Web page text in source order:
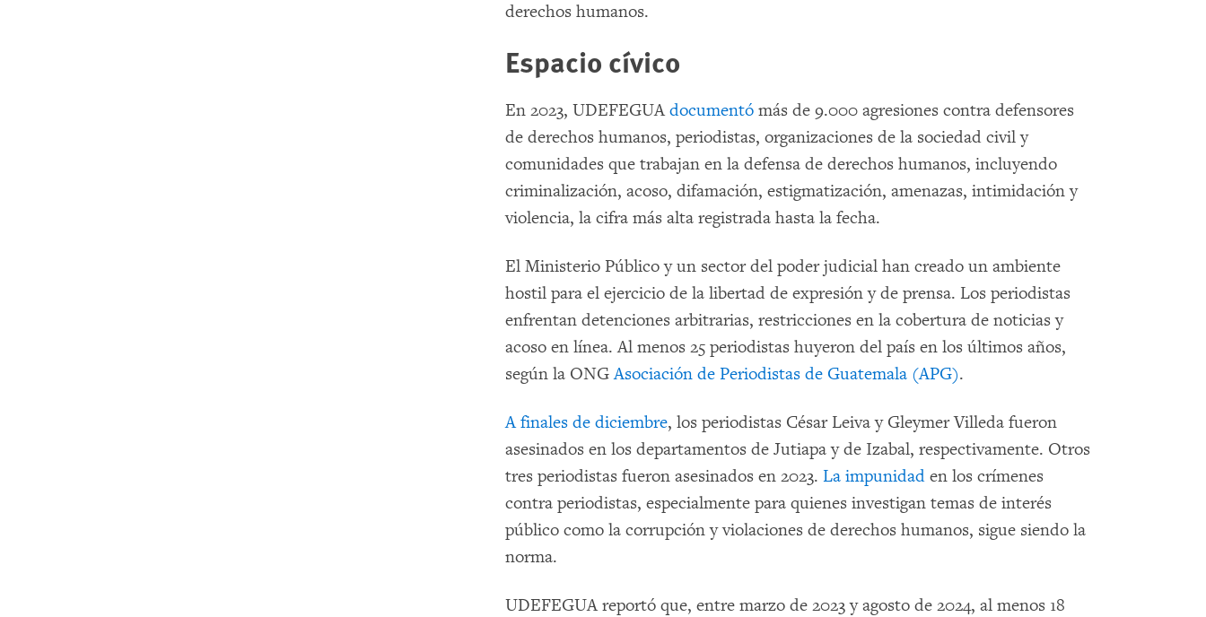
derechos humanos.
Espacio cívico
En 2023, UDEFEGUAdocumentó más de 9.000 agresiones contra defensores
de derechos humanos, periodistas, organizaciones de la sociedad civil y
comunidades que trabajan en la defensa de derechos humanos, incluyendo
criminalización, acoso, difamación, estigmatización, amenazas, intimidación y
violencia, la cifra más alta registrada hasta la fecha.
El Ministerio Público y un sector del poder judicial han creado un ambiente
hostil para el ejercicio de la libertad de expresión y de prensa. Los periodistas
enfrentan detenciones arbitrarias, restricciones en la cobertura de noticias y
acoso en línea. Al menos 25 periodistas huyeron del país en los últimos años,
según la ONGAsociación de Periodistas de Guatemala (APG).
A finales de diciembre, los periodistas César Leiva y Gleymer Villeda fueron
asesinados en los departamentos de Jutiapa y de Izabal, respectivamente. Otros
tres periodistas fueron asesinados en 2023.La impunidad en los crímenes
contra periodistas, especialmente para quienes investigan temas de interés
público como la corrupción y violaciones de derechos humanos, sigue siendo la
norma.
UDEFEGUA reportó que, entre marzo de 2023 y agosto de 2024, al menos 18